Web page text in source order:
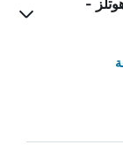
-